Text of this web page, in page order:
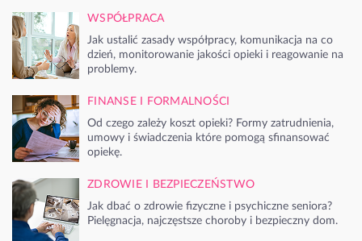
WSPÓŁPRACA
Jak ustalić zasady współpracy, komunikacja na co
dzień, monitorowanie jakości opieki i reagowanie na
problemy.
FINANSE I FORMALNOŚCI
Od czego zależy koszt opieki? Formy zatrudnienia,
umowy i świadczenia które pomogą sfinansować
opiekę.
ZDROWIE I BEZPIECZEŃSTWO
Jak dbać o zdrowie fizyczne i psychiczne seniora?
Pielęgnacja, najczęstsze choroby i bezpieczny dom.